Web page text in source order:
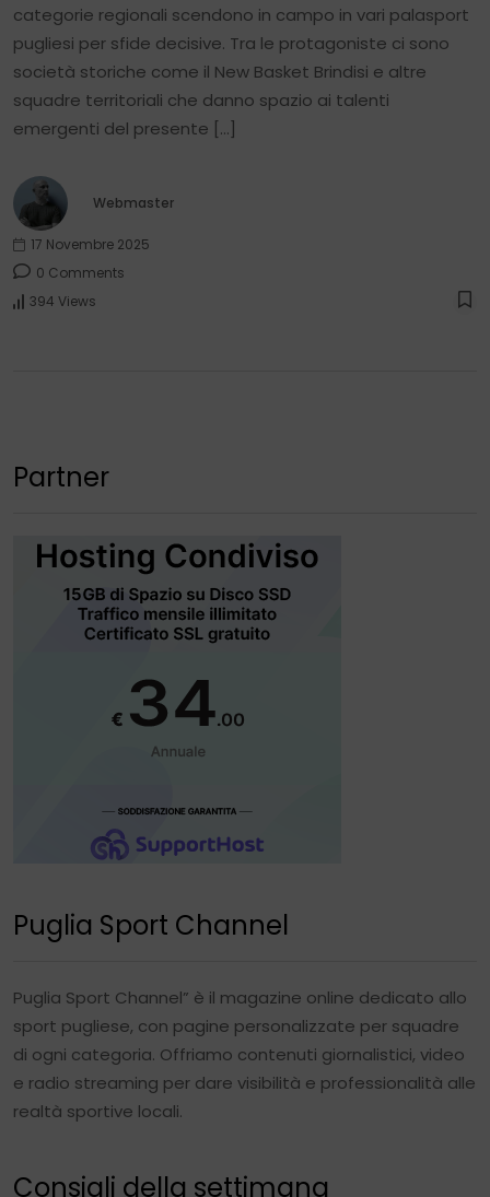
categorie regionali scendono in campo in vari palasport
pugliesi per sfide decisive. Tra le protagoniste ci sono
società storiche come il New Basket Brindisi e altre
squadre territoriali che danno spazio ai talenti
emergenti del presente […]
Webmaster
17 Novembre 2025
0 Comments
394 Views
Partner
Puglia Sport Channel
Puglia Sport Channel” è il magazine online dedicato allo
sport pugliese, con pagine personalizzate per squadre
di ogni categoria. Offriamo contenuti giornalistici, video
e radio streaming per dare visibilità e professionalità alle
realtà sportive locali.
Consigli della settimana